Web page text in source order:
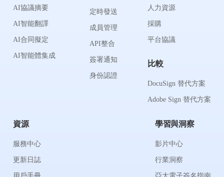
AI協議摘要
AI智能翻譯
AI合同擬定
AI智能體集成
定時發送
成員管理
API整合
簽署通知
身份認證
人力資源
採購
平台協議
比較
DocuSign 替代方案
Adobe Sign 替代方案
資源
服務中心
更新日誌
學習與洞察
影片中心
行業洞察